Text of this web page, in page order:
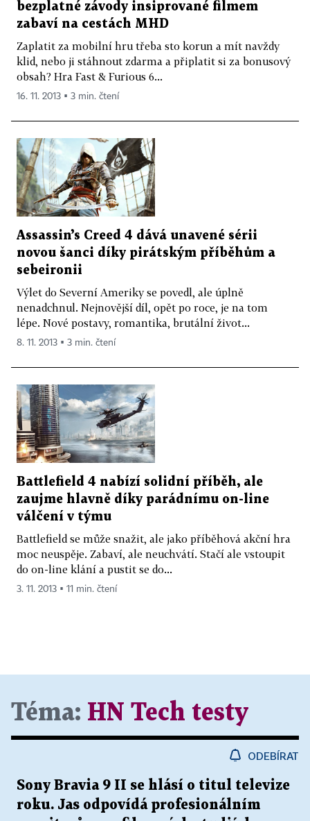
bezplatné závody insiprované filmem
zabaví na cestách MHD
Zaplatit za mobilní hru třeba sto korun a mít navždy
klid, nebo ji stáhnout zdarma a připlatit si za bonusový
obsah? Hra Fast & Furious 6...
16. 11. 2013 ▪ 3 min. čtení
Assassin’s Creed 4 dává unavené sérii
novou šanci díky pirátským příběhům a
sebeironii
Výlet do Severní Ameriky se povedl, ale úplně
nenadchnul. Nejnovější díl, opět po roce, je na tom
lépe. Nové postavy, romantika, brutální život...
8. 11. 2013 ▪ 3 min. čtení
Battlefield 4 nabízí solidní příběh, ale
zaujme hlavně díky parádnímu on-line
válčení v týmu
Battlefield se může snažit, ale jako příběhová akční hra
moc neuspěje. Zabaví, ale neuchvátí. Stačí ale vstoupit
do on-line klání a pustit se do...
3. 11. 2013 ▪ 11 min. čtení
Téma: HN Tech testy
ODEBÍRAT
Sony Bravia 9 II se hlásí o titul televize
roku. Jas odpovídá profesionálním